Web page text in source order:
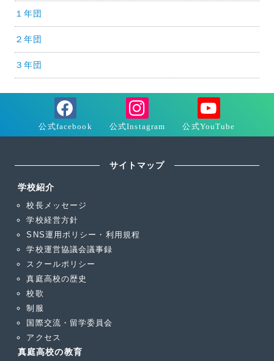
１年団
２年団
３年団
サイトマップ
学校紹介
校長メッセージ
学校経営方針
SNS運用ポリシー・利用規程
学校運営協議会議事録
スクールポリシー
真庭高校の歴史
校歌
制服
国際交流・留学委員会
アクセス
真庭高校の教育